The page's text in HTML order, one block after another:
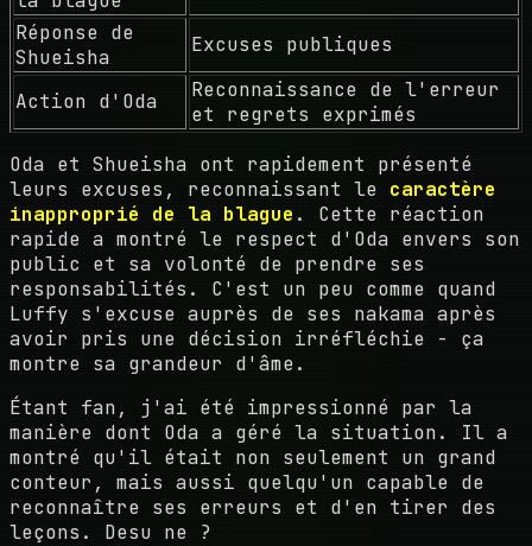
Réponse de
Shueisha
Excuses publiques
Action d'Oda
Reconnaissance de l'erreur
et regrets exprimés
Oda et Shueisha ont rapidement présenté
leurs excuses, reconnaissant le caractère
inapproprié de la blague . Cette réaction
rapide a montré le respect d'Oda envers son
public et sa volonté de prendre ses
responsabilités. C'est un peu comme quand
Luffy s'excuse auprès de ses nakama après
avoir pris une décision irréfléchie - ça
montre sa grandeur d'âme.
Étant fan, j'ai été impressionné par la
manière dont Oda a géré la situation. Il a
montré qu'il était non seulement un grand
conteur, mais aussi quelqu'un capable de
reconnaître ses erreurs et d'en tirer des
leçons. Desu ne ?